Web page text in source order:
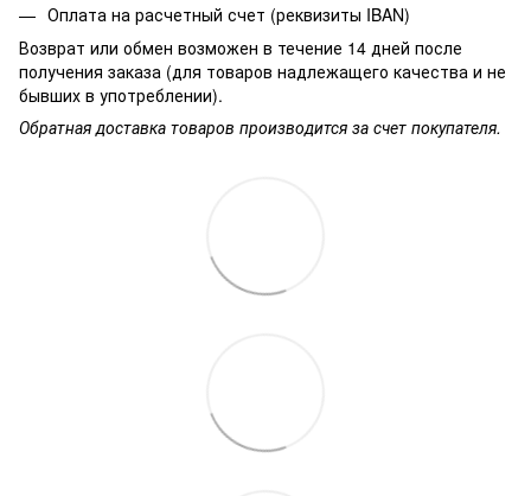
Оплата на расчетный счет (реквизиты IBAN)
Возврат или обмен возможен в течение 14 дней после
получения заказа (для товаров надлежащего качества и не
бывших в употреблении).
Обратная доставка товаров производится за счет покупателя.